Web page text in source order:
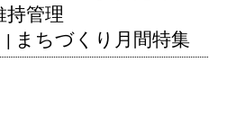
持管理
| まちづくり月間特集